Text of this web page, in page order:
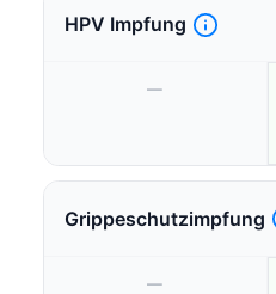
HPV Impfung
—
Grippeschutzimpfung
—